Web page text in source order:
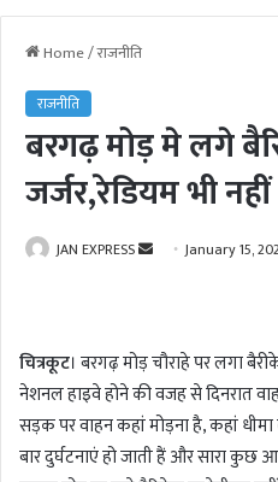
Home/राजनीति
राजनीति
बरगढ़ मोड़ मे लगे
जर्जर,रेडियम भी नहीं
JAN EXPRESS
a
n
e
m
January 15,
चित्रकूट। बरगढ़ मोड़ चौराहे पर लगा
नेशनल हाइवे होने की वजह से दिनरात
सड़क पर वाहन कहां मोड़ना है, कहां
बार दुर्घटनाएं हो जाती हैं और सारा कुछ